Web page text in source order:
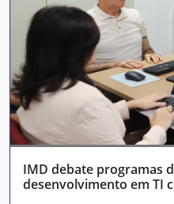
IMD debate programas
desenvolvimento em TI